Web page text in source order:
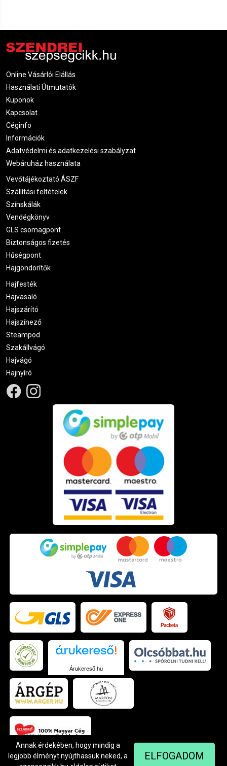
Online Vásárlói Elállás
Használati Útmutatók
Kuponok
Kapcsolat
Céginfo
Információk
Adatvédelmi és adatkezelési szabályzat
Webáruház használata
Vevőtájékoztató ÁSZF
Szállítási feltételek
Színskálák
Vendégkönyv
GLS csomagpont
Biztonságos fizetés
Hűségpont
Hajgöndörítők
Hajfesték
Hajvasaló
Hajszárító
Hajszínező
Steampod
Szakállvágó
Hajvágó
Hajnyíró
Árukereső.hu
ELFOGADOM
Annak érdekében, hogy mindig a
legjobb élményt nyújthassuk neked, a